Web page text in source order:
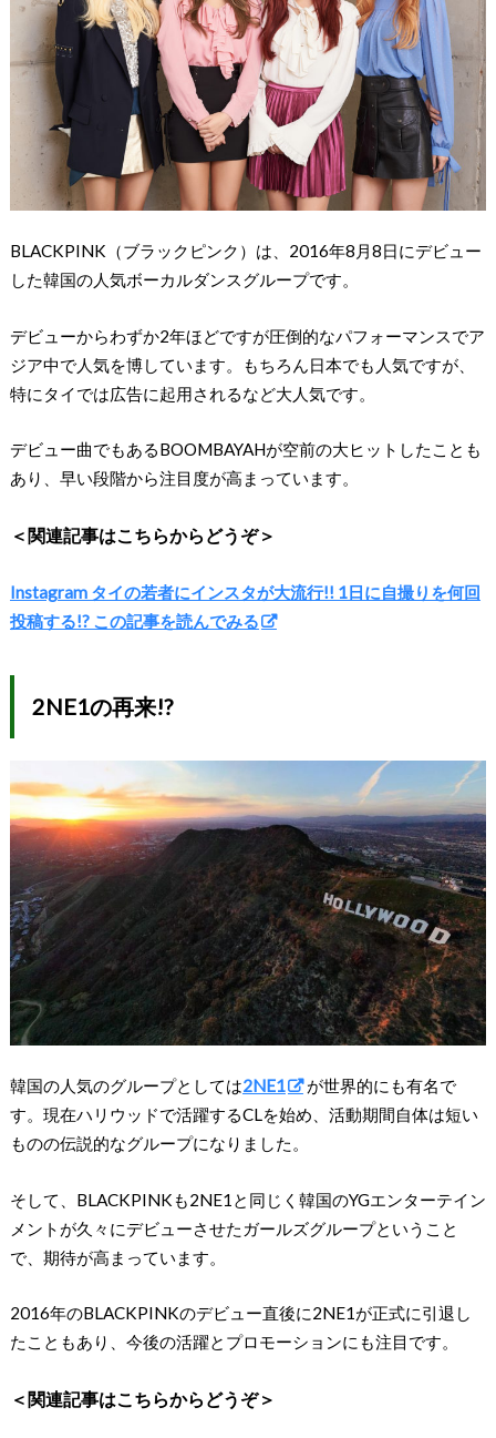
BLACKPINK（ブラックピンク）は、2016年8月8日にデビュー
した韓国の人気ボーカルダンスグループです。
デビューからわずか2年ほどですが圧倒的なパフォーマンスでア
ジア中で人気を博しています。もちろん日本でも人気ですが、
特にタイでは広告に起用されるなど大人気です。
デビュー曲でもあるBOOMBAYAHが空前の大ヒットしたことも
あり、早い段階から注目度が高まっています。
＜関連記事はこちらからどうぞ＞
Instagram タイの若者にインスタが大流行!! 1日に自撮りを何回
投稿する!? この記事を読んでみる
2NE1の再来!?
韓国の人気のグループとしては2NE1
が世界的にも有名で
す。現在ハリウッドで活躍するCLを始め、活動期間自体は短い
ものの伝説的なグループになりました。
そして、BLACKPINKも2NE1と同じく韓国のYGエンターテイン
メントが久々にデビューさせたガールズグループということ
で、期待が高まっています。
2016年のBLACKPINKのデビュー直後に2NE1が正式に引退し
たこともあり、今後の活躍とプロモーションにも注目です。
＜関連記事はこちらからどうぞ＞